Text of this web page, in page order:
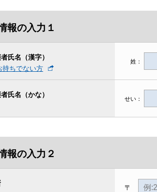
項】
様1回とさせていただきます。
ーフォン（ガラケー）は非対応となっております。
の譲渡・換金（有償・無償問わず）はできません
報の入力１
氏名（漢字）
持ちでない方
姓：
氏名（かな）
せい：
報の入力２
〒